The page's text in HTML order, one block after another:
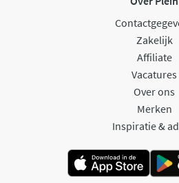
Zakelijk
Affiliate
Vacatures
Over ons
Merken
Inspiratie &